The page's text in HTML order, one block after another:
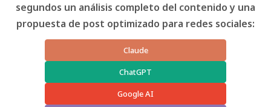
segundos un análisis completo del contenido y una
propuesta de post optimizado para redes sociales:
Claude
ChatGPT
Google AI